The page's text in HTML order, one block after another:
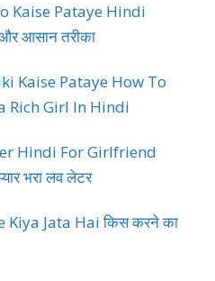
Kaise Pataye Hindi
आसान तरीका
Kaise Pataye How To
Rich Girl In Hindi
Hindi For Girlfriend
भरा लव लेटर
Kiya Jata Hai किस करने का